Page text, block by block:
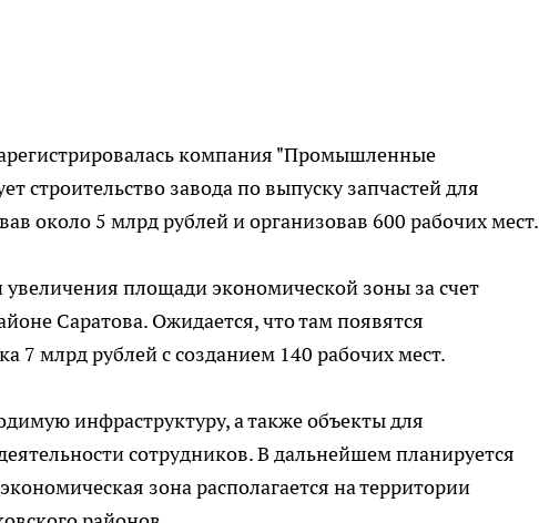
компания "Промышленные
строительство завода по выпуску запчастей для
около 5 млрд рублей и организовав 600 рабочих мест.
площади экономической зоны за счет
Саратова. Ожидается, что там появятся
7 млрд рублей с созданием 140 рабочих мест.
инфраструктуру, а также объекты для
сотрудников. В дальнейшем планируется
зона располагается на территории